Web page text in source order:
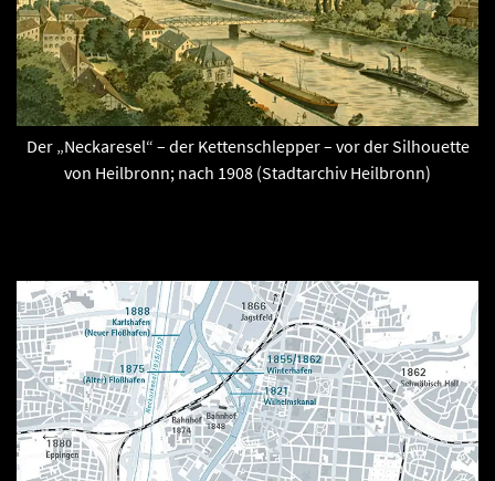
Der „Neckaresel“ – der Kettenschlepper – vor der Silhouette
von Heilbronn; nach 1908 (Stadtarchiv Heilbronn)